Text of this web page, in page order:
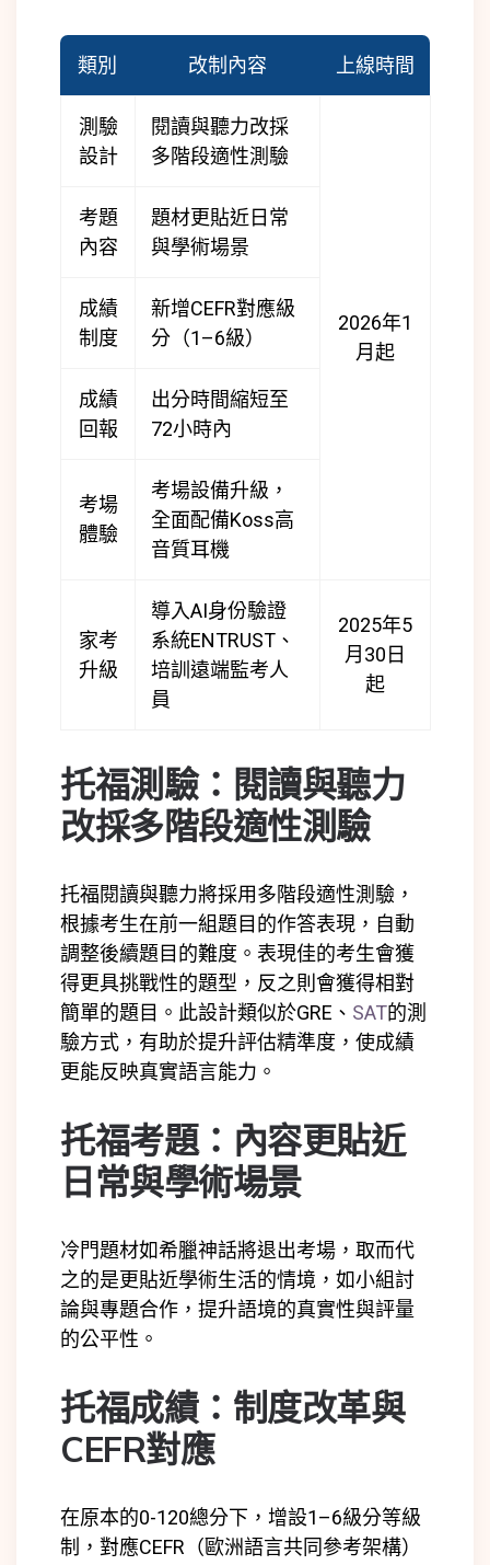
類別 改制內容 上線時間
測驗
設計
閱讀與聽力改採
多階段適性測驗
2026年1
月起
考題
內容
題材更貼近日常
與學術場景
成績
制度
新增CEFR對應級
分（1–6級）
成績
回報
出分時間縮短至
72小時內
考場
體驗
考場設備升級，
全面配備Koss高
音質耳機
家考
升級
導入AI身份驗證
系統ENTRUST、
培訓遠端監考人
員
2025年5
月30日
起
托福測驗：閱讀與聽力
改採多階段適性測驗
托福閱讀與聽力將採用多階段適性測驗，
根據考生在前一組題目的作答表現，自動
調整後續題目的難度。表現佳的考生會獲
得更具挑戰性的題型，反之則會獲得相對
簡單的題目。此設計類似於GRE、 SAT的測
驗方式，有助於提升評估精準度，使成績
更能反映真實語言能力。
托福考題：內容更貼近
日常與學術場景
冷門題材如希臘神話將退出考場，取而代
之的是更貼近學術生活的情境，如小組討
論與專題合作，提升語境的真實性與評量
的公平性。
托福成績：制度改革與
CEFR對應
在原本的0-120總分下，增設1–6級分等級
制，對應CEFR（歐洲語言共同參考架構）